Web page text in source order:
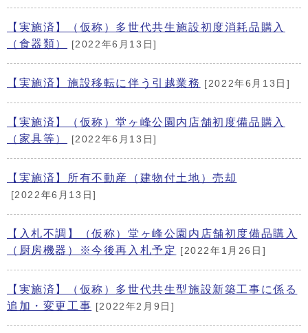
【実施済】（仮称）多世代共生施設初度消耗品購入
（食器類）
[2022年6月13日]
【実施済】施設移転に伴う引越業務 [2022年6月13日]
【実施済】（仮称）堂ヶ峰公園内店舗初度備品購入
（家具等）
[2022年6月13日]
【実施済】所有不動産（建物付土地）売却
[2022年6月13日]
【入札不調】（仮称）堂ヶ峰公園内店舗初度備品購入
（厨房機器）※今後再入札予定
[2022年1月26日]
【実施済】（仮称）多世代共生型施設新築工事に係る
追加・変更工事 [2022年2月9日]